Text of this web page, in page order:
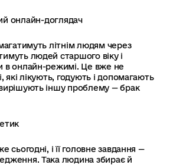
онлайн-доглядач
літнім людям через
людей старшого віку і
в онлайн-режимі. Це вже не
які лікують, годують і допомагають
іншу проблему — брак
сьогодні, і її головне завдання —
Така людина збирає й